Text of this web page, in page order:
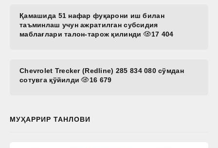
Қамашида 51 нафар фуқарони иш билан
таъминлаш учун ажратилган субсидия
маблағлари талон-тарож қилинди
17 404
Chevrolet Trecker (Redline) 285 834 080 сўмдан
сотувга қўйилди
16 679
МУҲАРРИР ТАНЛОВИ